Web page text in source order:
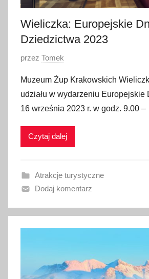
a
2
2
3
Wieliczka: Europejskie
Dziedzictwa 2023
O
u
b
l
i
a
n
1
1
przez Tomek
Muzeum Żup Krakowskich
udziału w wydarzeniu Europejskie
16 września 2023 r. w godz. 9.00 –
Czytaj dalej
Atrakcje turystyczne
Dodaj komentarz